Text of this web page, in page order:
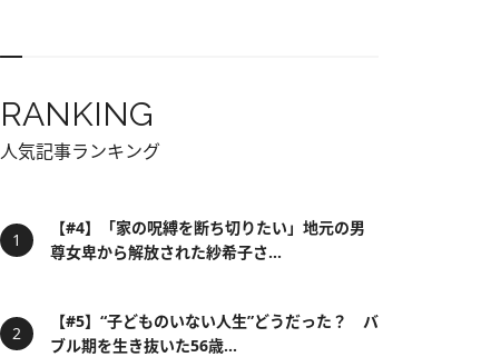
RANKING
人気記事ランキング
【#4】「家の呪縛を断ち切りたい」地元の男
尊女卑から解放された紗希子さ...
【#5】“子どものいない人生”どうだった？ バ
ブル期を生き抜いた56歳...